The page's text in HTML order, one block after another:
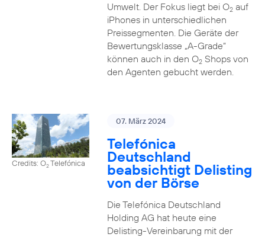
Umwelt. Der Fokus liegt bei O2auf
iPhones in unterschiedlichen
Preissegmenten. Die Geräte der
Bewertungsklasse „A-Grade“
können auch in den O2Shops von
den Agenten gebucht werden.
Credits: O2Telefónica
07. März 2024
Telefónica
Deutschland
beabsichtigt Delisting
von der Börse
Die Telefónica Deutschland
Holding AG hat heute eine
Delisting-Vereinbarung mit der